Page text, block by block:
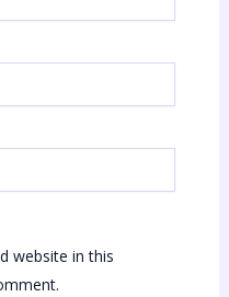
website in this